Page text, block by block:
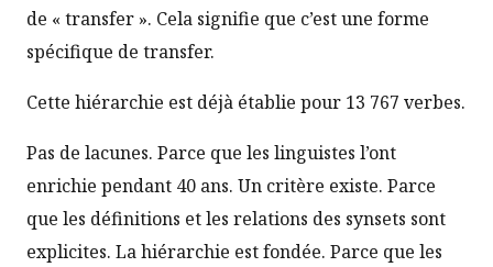
de « transfer ». Cela signifie que c’est une forme
spécifique de transfer.
Cette hiérarchie est déjà établie pour 13 767 verbes.
Pas de lacunes. Parce que les linguistes l’ont
enrichie pendant 40 ans. Un critère existe. Parce
que les définitions et les relations des synsets sont
explicites. La hiérarchie est fondée. Parce que les